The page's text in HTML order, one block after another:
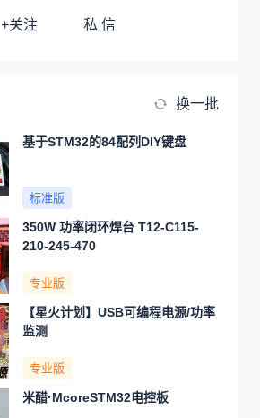
+关注 私 信
换一批
基于STM32的84配列DIY键盘
标准版
350W 功率闭环焊台 T12-C115-
210-245-470
专业版
【星火计划】USB可编程电源/功率
监测
专业版
米醋·McoreSTM32电控板